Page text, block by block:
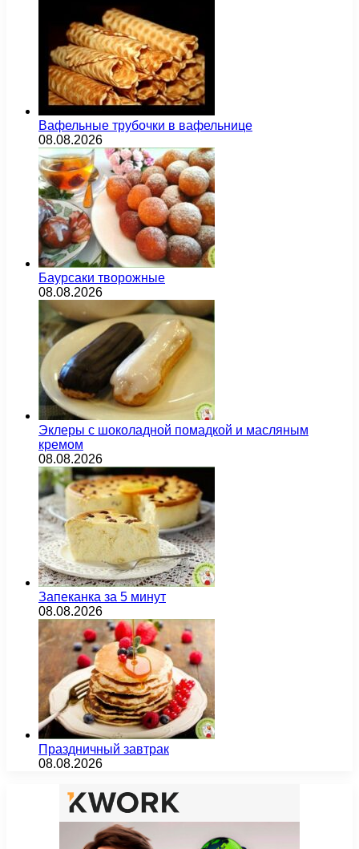
Вафельные трубочки в вафельнице
08.08.2026
Баурсаки творожные
08.08.2026
Эклеры с шоколадной помадкой и масляным
кремом
08.08.2026
Запеканка за 5 минут
08.08.2026
Праздничный завтрак
08.08.2026